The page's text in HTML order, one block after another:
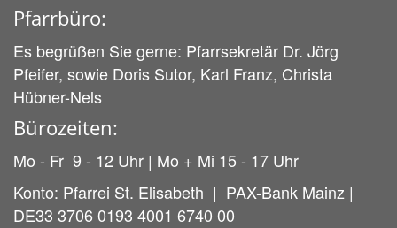
Pfarrbüro:
Es begrüßen Sie gerne: Pfarrsekretär Dr. Jörg
Pfeifer, sowie Doris Sutor, Karl Franz, Christa
Hübner-Nels
Bürozeiten:
Mo - Fr 9 - 12 Uhr | Mo + Mi 15 - 17 Uhr
Konto: Pfarrei St. Elisabeth | PAX-Bank Mainz |
DE33 3706 0193 4001 6740 00